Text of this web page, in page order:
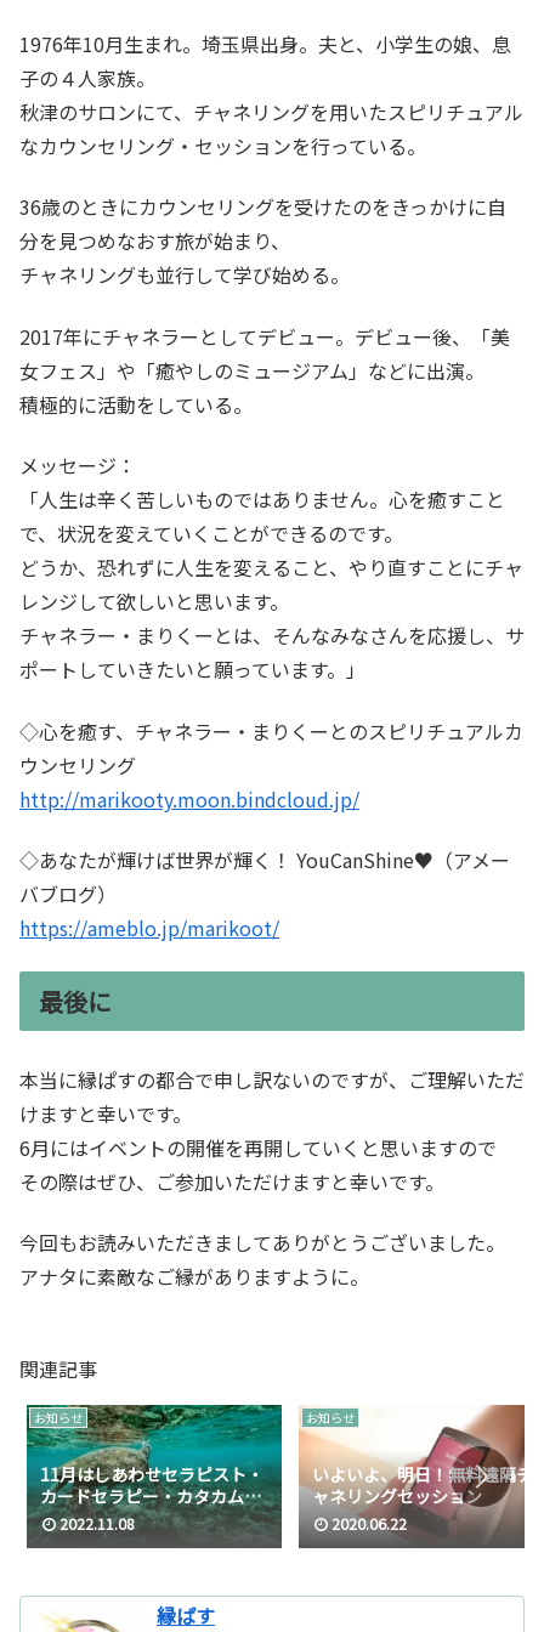
1976年10月生まれ。埼玉県出身。夫と、小学生の娘、息
子の４人家族。
秋津のサロンにて、チャネリングを用いたスピリチュアル
なカウンセリング・セッションを行っている。
36歳のときにカウンセリングを受けたのをきっかけに自
分を見つめなおす旅が始まり、
チャネリングも並行して学び始める。
2017年にチャネラーとしてデビュー。デビュー後、「美
女フェス」や「癒やしのミュージアム」などに出演。
積極的に活動をしている。
メッセージ：
「人生は辛く苦しいものではありません。心を癒すこと
で、状況を変えていくことができるのです。
どうか、恐れずに人生を変えること、やり直すことにチャ
レンジして欲しいと思います。
チャネラー・まりくーとは、そんなみなさんを応援し、サ
ポートしていきたいと願っています。」
◇心を癒す、チャネラー・まりくーとのスピリチュアルカ
ウンセリング
http://marikooty.moon.bindcloud.jp/
◇あなたが輝けば世界が輝く！ YouCanShine♥（アメー
バブログ）
https://ameblo.jp/marikoot/
最後に
本当に縁ぱすの都合で申し訳ないのですが、ご理解いただ
けますと幸いです。
6月にはイベントの開催を再開していくと思いますので
その際はぜひ、ご参加いただけますと幸いです。
今回もお読みいただきましてありがとうございました。
アナタに素敵なご縁がありますように。
関連記事
お知らせ
11月はしあわせセラピスト・
カードセラピー・カタカムナ
音浴・タロットリーディング
と宇宙星占い
2022.11.08
お知らせ
いよいよ、明日！無料遠隔チ
ャネリングセッション
2020.06.22
縁ぱす